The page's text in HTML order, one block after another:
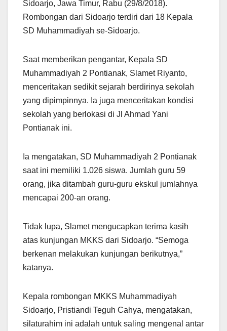
Sidoarjo, Jawa Timur, Rabu (29/8/2018).
Rombongan dari Sidoarjo terdiri dari 18 Kepala
SD Muhammadiyah se-Sidoarjo.
Saat memberikan pengantar, Kepala SD
Muhammadiyah 2 Pontianak, Slamet Riyanto,
menceritakan sedikit sejarah berdirinya sekolah
yang dipimpinnya. Ia juga menceritakan kondisi
sekolah yang berlokasi di Jl Ahmad Yani
Pontianak ini.
Ia mengatakan, SD Muhammadiyah 2 Pontianak
saat ini memiliki 1.026 siswa. Jumlah guru 59
orang, jika ditambah guru-guru ekskul jumlahnya
mencapai 200-an orang.
Tidak lupa, Slamet mengucapkan terima kasih
atas kunjungan MKKS dari Sidoarjo. “Semoga
berkenan melakukan kunjungan berikutnya,”
katanya.
Kepala rombongan MKKS Muhammadiyah
Sidoarjo, Pristiandi Teguh Cahya, mengatakan,
silaturahim ini adalah untuk saling mengenal antar